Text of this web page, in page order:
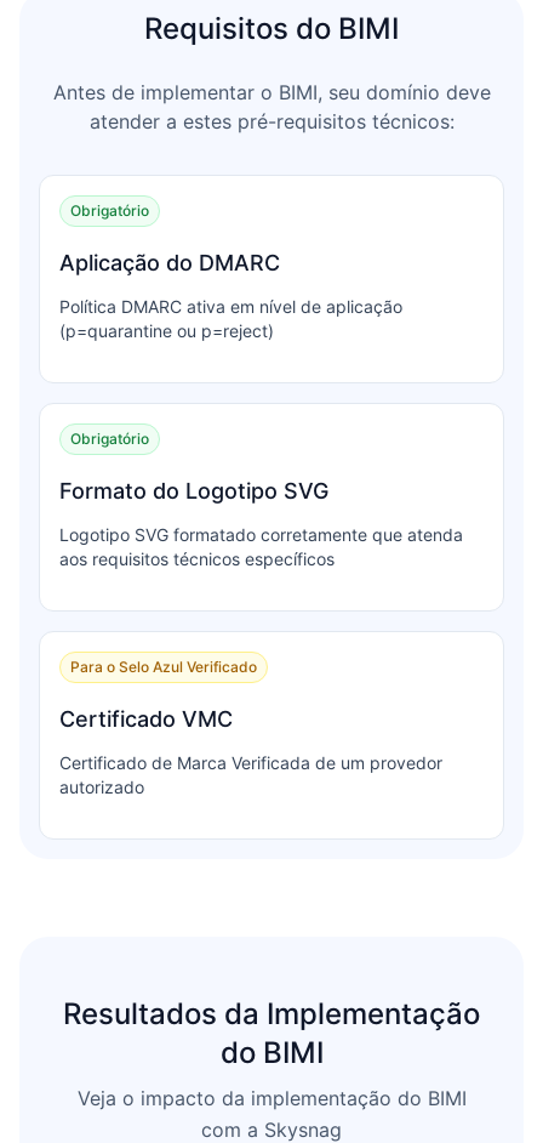
Requisitos do BIMI
Antes de implementar o BIMI, seu domínio deve
atender a estes pré-requisitos técnicos:
Obrigatório
Aplicação do DMARC
Política DMARC ativa em nível de aplicação
(p=quarantine ou p=reject)
Obrigatório
Formato do Logotipo SVG
Logotipo SVG formatado corretamente que atenda
aos requisitos técnicos específicos
Para o Selo Azul Verificado
Certificado VMC
Certificado de Marca Verificada de um provedor
autorizado
Resultados da Implementação
do BIMI
Veja o impacto da implementação do BIMI
com a Skysnag